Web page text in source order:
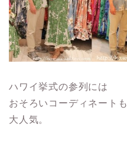
ハワイ挙式の参列には
おそろいコーディネートも
大人気。